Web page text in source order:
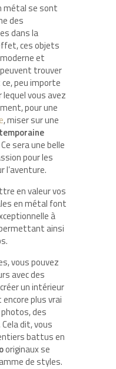
métal se sont
des
dans la
ces objets
et
trouver
peu importe
vous avez
pour une
, miser sur une
sera une belle
pour les
l’aventure.
en valeur vos
en métal font
à
ainsi
vous pouvez
avec des
un intérieur
encore plus vrai
des
dit, vous
battus en
originaux se
de styles.